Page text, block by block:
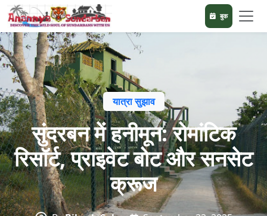
बुक
यात्रा सुझाव
सुंदरबन में हनीमून: रोमांटिक
रिसॉर्ट, प्राइवेट बोट और सनसेट
क्रूज